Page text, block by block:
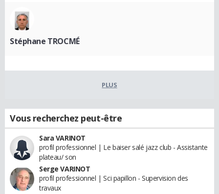
Stéphane TROCMÉ
PLUS
Vous recherchez peut-être
Sara VARINOT
profil professionnel | Le baiser salé jazz club - Assistante
plateau/ son
Serge VARINOT
profil professionnel | Sci papillon - Supervision des
travaux